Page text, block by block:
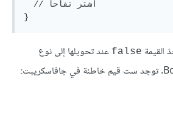
القيمة false عند تحويلها إلى نوع